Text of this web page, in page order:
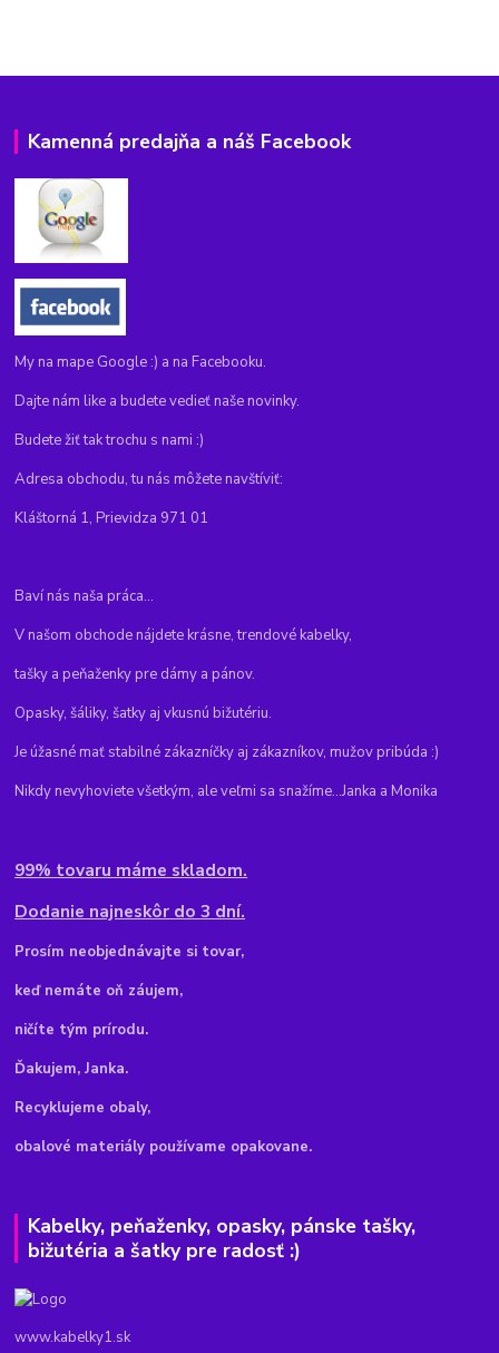
Kamenná predajňa a náš Facebook
My na mape Google :) a na Facebooku.
Dajte nám like a budete vedieť naše novinky.
Budete žiť tak trochu s nami :)
Adresa obchodu, tu nás môžete navštíviť:
Kláštorná 1, Prievidza 971 01
Baví nás naša práca...
V našom obchode nájdete krásne, trendové kabelky,
tašky a peňaženky pre dámy a pánov.
Opasky, šáliky, šatky aj vkusnú bižutériu.
Je úžasné mať stabilné zákazníčky aj zákazníkov, mužov pribúda :)
Nikdy nevyhoviete všetkým, ale veľmi sa snažíme...Janka a Monika
99% tovaru máme skladom.
Dodanie najneskôr do 3 dní.
Prosím neobjednávajte si tovar,
keď nemáte oň záujem,
ničíte tým prírodu.
Ďakujem, Janka.
Recyklujeme obaly,
obalové materiály používame opakovane.
Kabelky, peňaženky, opasky, pánske tašky,
bižutéria a šatky pre radosť :)
www.kabelky1.sk